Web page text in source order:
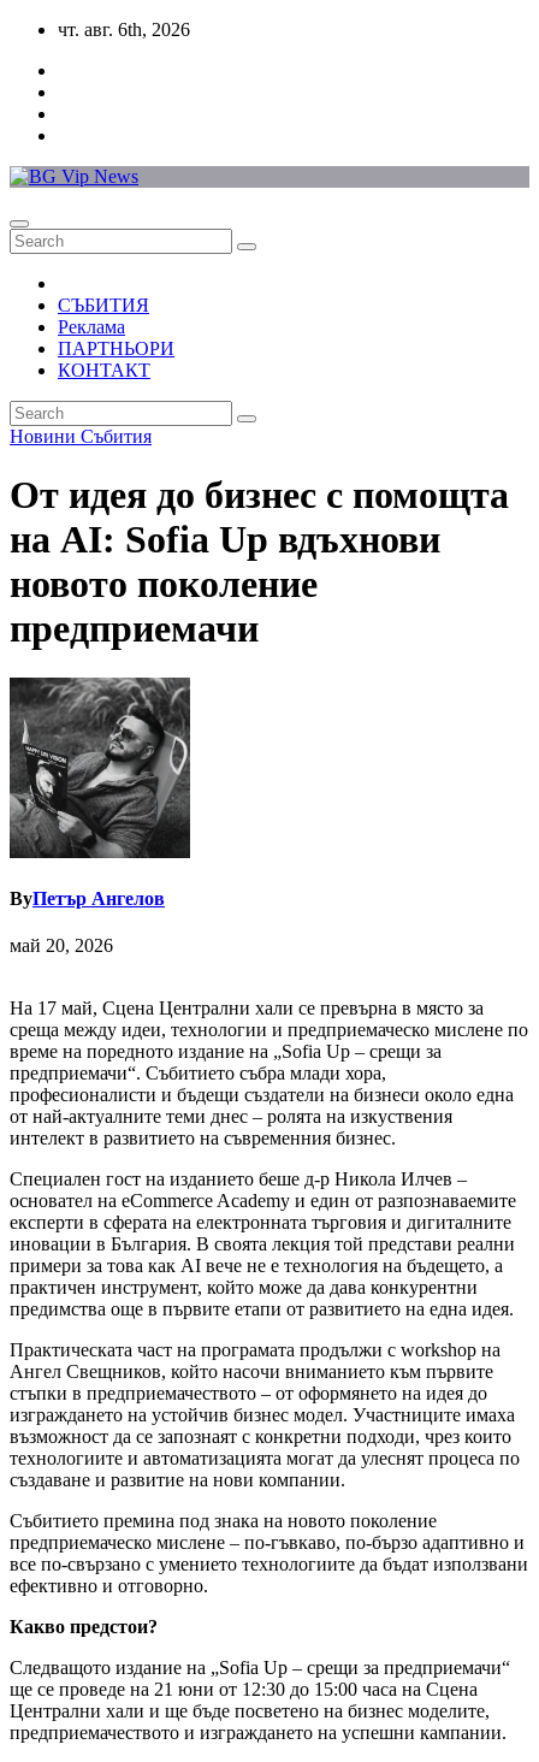
Skip
content
чт. авг. 6th, 2026
СЪБИТИЯ
Реклама
ПАРТНЬОРИ
КОНТАКТ
Новини Събития
От идея до бизнес с помощта
на AI: Sofia Up вдъхнови
новото поколение
предприемачи
ByПетър Ангелов
май 20, 2026
На 17 май, Сцена Централни хали се превърна в място за
среща между идеи, технологии и предприемаческо мислене по
време на поредното издание на „Sofia Up – срещи за
предприемачи“. Събитието събра млади хора,
професионалисти и бъдещи създатели на бизнеси около една
от най-актуалните теми днес – ролята на изкуствения
интелект в развитието на съвременния бизнес.
Специален гост на изданието беше д-р Никола Илчев –
основател на eCommerce Academy и един от разпознаваемите
експерти в сферата на електронната търговия и дигиталните
иновации в България. В своята лекция той представи реални
примери за това как AI вече не е технология на бъдещето, а
практичен инструмент, който може да дава конкурентни
предимства още в първите етапи от развитието на една идея.
Практическата част на програмата продължи с workshop на
Ангел Свещников, който насочи вниманието към първите
стъпки в предприемачеството – от оформянето на идея до
изграждането на устойчив бизнес модел. Участниците имаха
възможност да се запознаят с конкретни подходи, чрез които
технологиите и автоматизацията могат да улеснят процеса по
създаване и развитие на нови компании.
Събитието премина под знака на новото поколение
предприемаческо мислене – по-гъвкаво, по-бързо адаптивно и
все по-свързано с умението технологиите да бъдат използвани
ефективно и отговорно.
Какво предстои?
Следващото издание на „Sofia Up – срещи за предприемачи“
ще се проведе на 21 юни от 12:30 до 15:00 часа на Сцена
Централни хали и ще бъде посветено на бизнес моделите,
предприемачеството и изграждането на успешни кампании.